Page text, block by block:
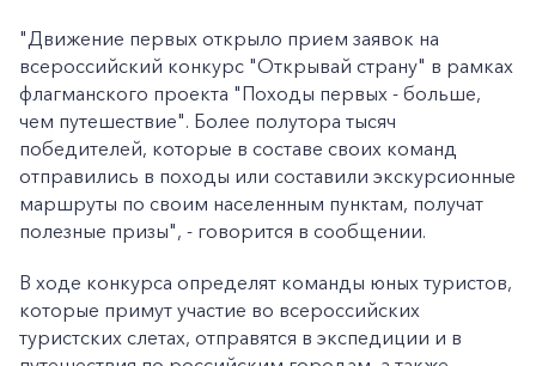
"Движение первых открыло прием заявок на
всероссийский конкурс "Открывай страну" в рамках
флагманского проекта "Походы первых - больше,
чем путешествие". Более полутора тысяч
победителей, которые в составе своих команд
отправились в походы или составили экскурсионные
маршруты по своим населенным пунктам, получат
полезные призы", - говорится в сообщении.
В ходе конкурса определят команды юных туристов,
которые примут участие во всероссийских
туристских слетах, отправятся в экспедиции и в